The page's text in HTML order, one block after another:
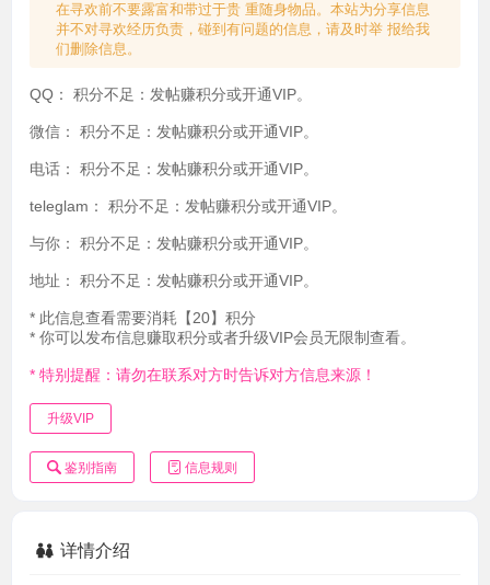
在寻欢前不要露富和带过于贵 重随身物品。本站为分享信息
并不对寻欢经历负责，碰到有问题的信息，请及时举 报给我
们删除信息。
QQ： 积分不足：发帖赚积分或开通VIP。
微信： 积分不足：发帖赚积分或开通VIP。
电话： 积分不足：发帖赚积分或开通VIP。
teleglam： 积分不足：发帖赚积分或开通VIP。
与你： 积分不足：发帖赚积分或开通VIP。
地址： 积分不足：发帖赚积分或开通VIP。
* 此信息查看需要消耗【20】积分
* 你可以发布信息赚取积分或者升级VIP会员无限制查看。
* 特别提醒：请勿在联系对方时告诉对方信息来源！
升级VIP
鉴别指南 信息规则
详情介绍